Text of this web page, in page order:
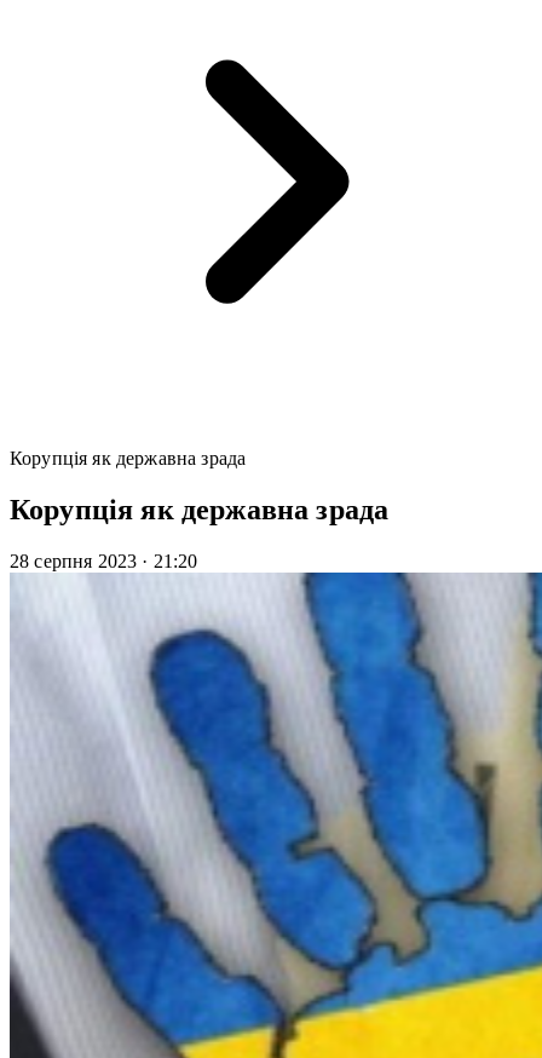
Корупція як державна зрада
Корупція як державна зрада
28 серпня 2023 · 21:20